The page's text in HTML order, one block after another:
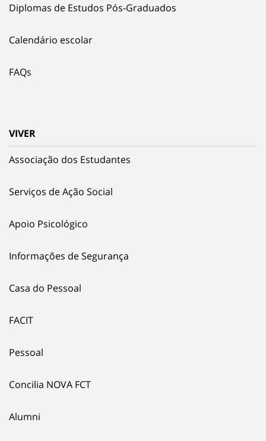
Diplomas de Estudos Pós-Graduados
Calendário escolar
FAQs
VIVER
Associação dos Estudantes
Serviços de Ação Social
Apoio Psicológico
Informações de Segurança
Casa do Pessoal
FACIT
Pessoal
Concilia NOVA FCT
Alumni